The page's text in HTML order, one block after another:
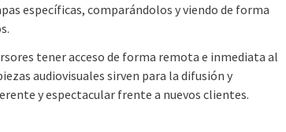
específicas, comparándolos y viendo de forma
tener acceso de forma remota e inmediata al
audiovisuales sirven para la difusión y
y espectacular frente a nuevos clientes.